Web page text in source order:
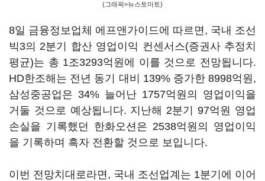
(그래픽=뉴스토마토)
8일 금융정보업체 에프앤가이드에 따르면, 국내 조선
빅3의 2분기 합산 영업이익 컨센서스(증권사 추정치
평균)는 총 1조3293억원에 이를 것으로 전망됩니다.
HD한조해는 전년 동기 대비 139% 증가한 8998억원,
삼성중공업은 34% 늘어난 1757억원의 영업이익을
거둘 것으로 예상됩니다. 지난해 2분기 97억원 영업
손실을 기록했던 한화오션은 2538억원의 영업이익
을 기록하며 흑자 전환할 것으로 보입니다.
이번 전망치대로라면, 국내 조선업계는 1분기에 이어